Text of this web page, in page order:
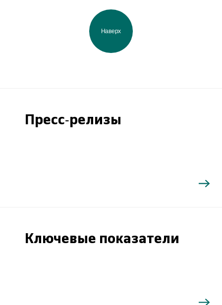
Наверх
Пресс-релизы
Ключевые показатели